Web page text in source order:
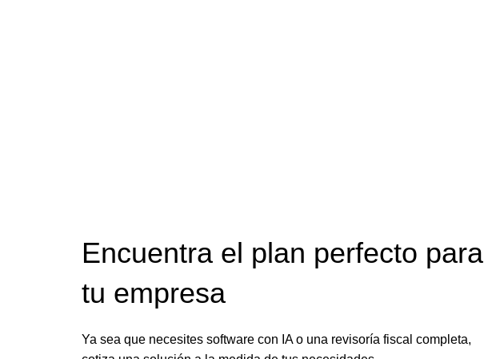
Encuentra el plan perfecto para
tu empresa
Ya sea que necesites software con IA o una revisoría fiscal completa,